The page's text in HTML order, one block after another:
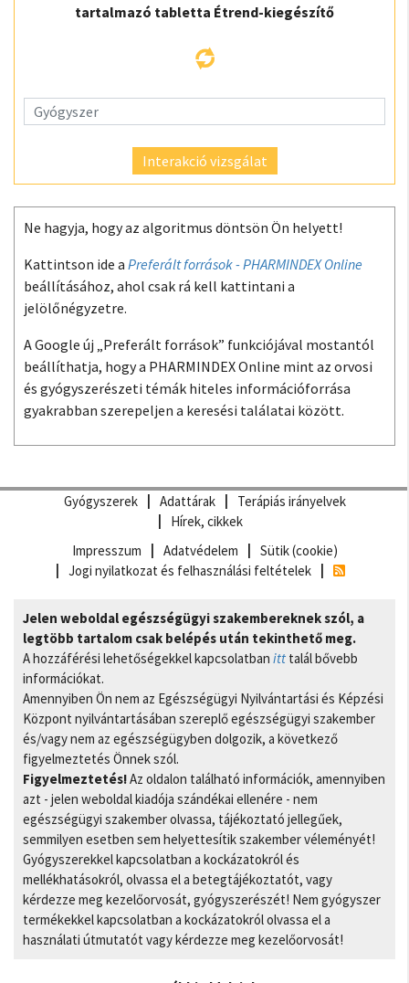
tartalmazó tabletta Étrend-kiegészítő
Interakció vizsgálat
Ne hagyja, hogy az algoritmus döntsön Ön helyett!
Kattintson ide a Preferált források - PHARMINDEX Online
beállításához, ahol csak rá kell kattintani a
jelölőnégyzetre.
A Google új „Preferált források” funkciójával mostantól
beállíthatja, hogy a PHARMINDEX Online mint az orvosi
és gyógyszerészeti témák hiteles információforrása
gyakrabban szerepeljen a keresési találatai között.
Gyógyszerek Adattárak
Terápiás irányelvek
Hírek, cikkek
Impresszum
Adatvédelem
Sütik (cookie)
Jogi nyilatkozat és felhasználási feltételek
Jelen weboldal egészségügyi szakembereknek szól, a
legtöbb tartalom csak belépés után tekinthető meg.
A hozzáférési lehetőségekkel kapcsolatban itt talál bővebb
információkat.
Amennyiben Ön nem az Egészségügyi Nyilvántartási és Képzési
Központ nyilvántartásában szereplő egészségügyi szakember
és/vagy nem az egészségügyben dolgozik, a következő
figyelmeztetés Önnek szól.
Figyelmeztetés!Az oldalon található információk, amennyiben
azt - jelen weboldal kiadója szándékai ellenére - nem
egészségügyi szakember olvassa, tájékoztató jellegűek,
semmilyen esetben sem helyettesítik szakember véleményét!
Gyógyszerekkel kapcsolatban a kockázatokról és
mellékhatásokról, olvassa el a betegtájékoztatót, vagy
kérdezze meg kezelőorvosát, gyógyszerészét! Nem gyógyszer
termékekkel kapcsolatban a kockázatokról olvassa el a
használati útmutatót vagy kérdezze meg kezelőorvosát!